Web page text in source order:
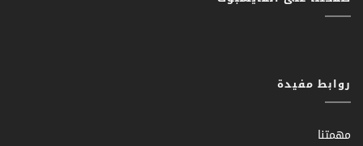
روابط مفيدة
مهمتنا